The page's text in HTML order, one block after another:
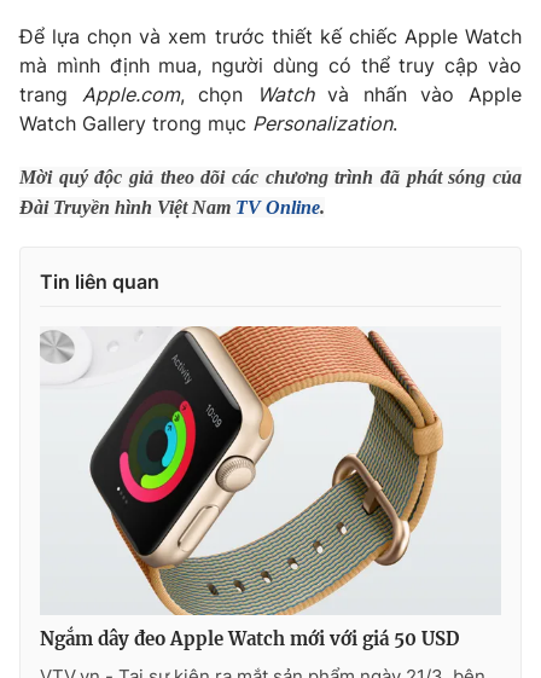
VTV9 VTV8
Liên hệ tòa soạn English
Theo dõi báo trên
Cơ quan chủ quản: Đài Truyền hình Việt Nam
Cơ quan báo chí:Thời báo VTV
Giấy phép hoạt động báo in và báo điện tử số 483/GP-BTTTT
cấp ngày 29/12/2023
Tổng Biên tập:Vũ Thanh Thủy
Phó Tổng Biên tập:Nguyễn Thị Mỹ Hạnh, Phạm Quốc Thắng,
Nguyễn Trọng Ninh
Tổng đài VTV: 024.38 355 931 - 024.38 355 932
Để lựa chọn và xem trước thiết kế chiếc Apple Watch
mà mình định mua, người dùng có thể truy cập vào
trang Apple.com, chọn Watchvà nhấn vào Apple
Watch Gallery trong mục Personalization.
Mời quý độc giả theo dõi các chương trình đã phát sóng của
Đài Truyền hình Việt Nam TV Online.
Tin liên quan
Ngắm dây đeo Apple Watch mới với giá 50 USD